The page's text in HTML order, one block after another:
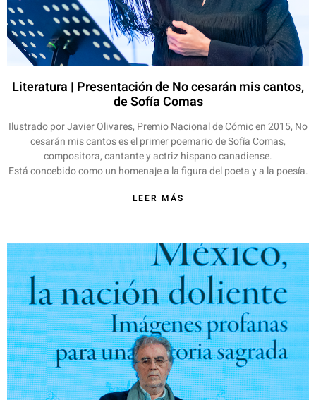
Literatura | Presentación de No cesarán mis cantos,
de Sofía Comas
Ilustrado por Javier Olivares, Premio Nacional de Cómic en 2015, No
cesarán mis cantos es el primer poemario de Sofía Comas,
compositora, cantante y actriz hispano canadiense.
Está concebido como un homenaje a la figura del poeta y a la poesía.
LEER MÁS